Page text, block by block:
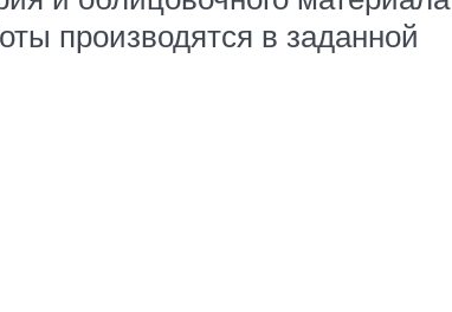
производятся в заданной